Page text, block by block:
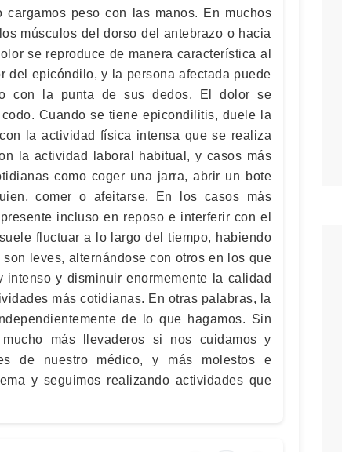
cargamos peso con las manos. En muchos
músculos del dorso del antebrazo o hacia
se reproduce de manera característica al
del epicóndilo, y la persona afectada puede
con la punta de sus dedos. El dolor se
Cuando se tiene epicondilitis, duele la
la actividad física intensa que se realiza
la actividad laboral habitual, y casos más
como coger una jarra, abrir un bote
comer o afeitarse. En los casos más
incluso en reposo e interferir con el
fluctuar a lo largo del tiempo, habiendo
leves, alternándose con otros en los que
y disminuir enormemente la calidad
más cotidianas. En otras palabras, la
de lo que hagamos. Sin
más llevaderos si nos cuidamos y
de nuestro médico, y más molestos e
y seguimos realizando actividades que